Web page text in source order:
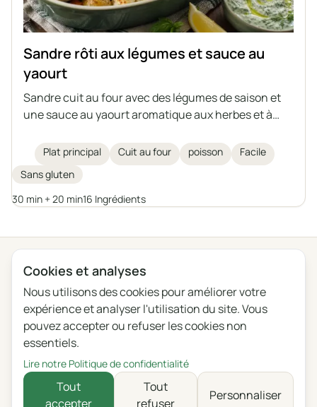
Sandre rôti aux légumes et sauce au
yaourt
Sandre cuit au four avec des légumes de saison et
une sauce au yaourt aromatique aux herbes et à
également préparer avec un autre poisson de taille
moyenne, d’eau douce ou de mer.
Plat principal Cuit au four poisson
Facile
Sans gluten
30 min + 20 min16 Ingrédients
← Toutes les catégories
ConfidentialitéConditionsBlogFeedback
Journal des modificationsParamètres des cookies
English
Polski
Deutsch
Italiano
Русский
Cookies et analyses
Nous utilisons des cookies pour améliorer votre
expérience et analyser l'utilisation du site. Vous
pouvez accepter ou refuser les cookies non
essentiels.
Lire notre Politique de confidentialité
Tout
accepter
Tout
refuser
Personnaliser